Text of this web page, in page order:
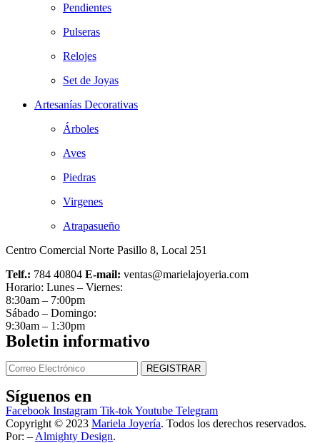
Pendientes
Pulseras
Relojes
Set de Joyas
Artesanías Decorativas
Árboles
Aves
Piedras
Virgenes
Atrapasueño
Centro Comercial Norte Pasillo 8, Local 251
Telf.: 784 40804 E-mail: ventas@marielajoyeria.com
Horario: Lunes – Viernes:
8:30am – 7:00pm
Sábado – Domingo:
9:30am – 1:30pm
Boletin informativo
Síguenos en
Facebook Instagram Tik-tokYoutube Telegram
Copyright © 2023 Mariela Joyería. Todos los derechos reservados.
Por: – Almighty Design.